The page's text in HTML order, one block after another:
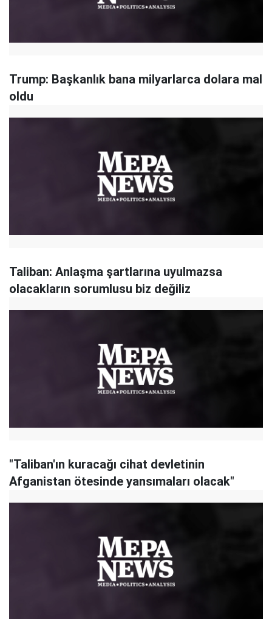
Trump: Başkanlık bana milyarlarca dolara mal
oldu
Taliban: Anlaşma şartlarına uyulmazsa
olacakların sorumlusu biz değiliz
"Taliban'ın kuracağı cihat devletinin
Afganistan ötesinde yansımaları olacak"